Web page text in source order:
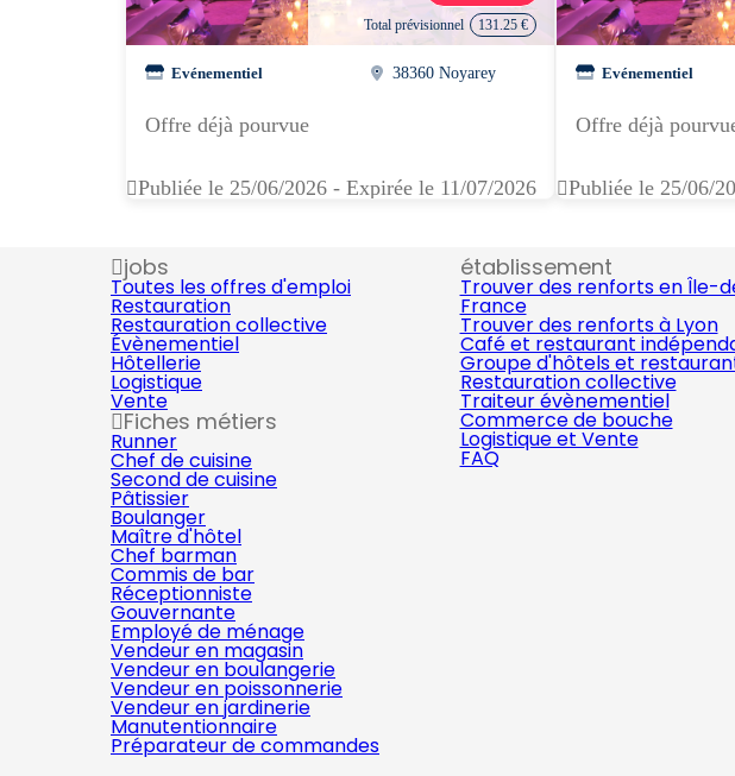
Total prévisionnel 131.25 €
Evénementiel 38360 Noyarey
Offre déjà pourvue
Publiée le 25/06/2026 - Expirée le 11/07/2026
Evénementiel
Offre déjà
Publiée le 25/06/
jobs
Toutes les offres d'emploi
Restauration
Restauration collective
Évènementiel
Hôtellerie
Logistique
Vente
Fiches métiers
Runner
Chef de cuisine
Second de cuisine
Pâtissier
Boulanger
Maître d'hôtel
Chef barman
Commis de bar
Réceptionniste
Gouvernante
Employé de ménage
Vendeur en magasin
Vendeur en boulangerie
Vendeur en poissonnerie
Vendeur en jardinerie
Manutentionnaire
Préparateur de commandes
établissement
Trouver des renforts en Île-
France
Trouver des renforts à Lyon
Café et restaurant
Groupe d'hôtels et
Restauration collective
Traiteur évènementiel
Commerce de bouche
Logistique et Vente
FAQ